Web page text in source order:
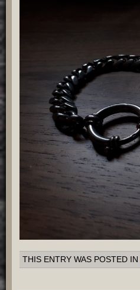
THIS ENTRY WAS POSTED IN